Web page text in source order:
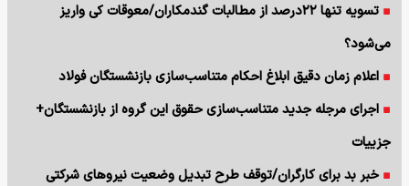
تسویه تنها ۲۲درصد از مطالبات گندمکاران/معوقات کی واریز
می‌شود؟
اعلام زمان دقیق ابلاغ احکام متناسب‌سازی بازنشستگان فولاد
اجرای مرجله جدید متناسب‌سازی حقوق این گروه از بازنشستگان+
جزییات
خبر بد برای کارگران/توقف طرح تبدیل وضعیت نیروهای شرکتی